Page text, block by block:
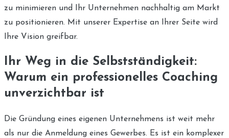
zu minimieren und Ihr Unternehmen nachhaltig am Markt
zu positionieren. Mit unserer Expertise an Ihrer Seite wird
Ihre Vision greifbar.
Ihr Weg in die Selbstständigkeit:
Warum ein professionelles Coaching
unverzichtbar ist
Die Gründung eines eigenen Unternehmens ist weit mehr
als nur die Anmeldung eines Gewerbes. Es ist ein komplexer